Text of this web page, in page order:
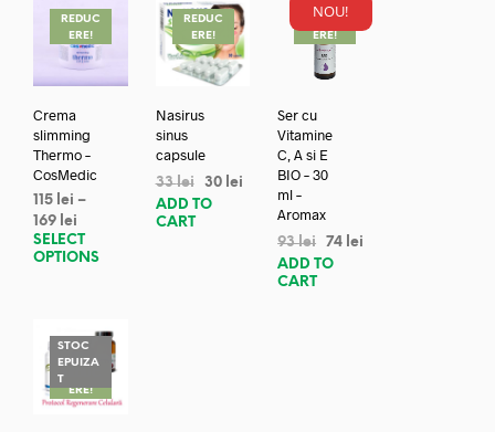
REDUC
ERE!
Crema
slimming
Thermo –
CosMedic
115 lei –
169 lei
SELECT
OPTIONS
REDUC
ERE!
Nasirus
sinus
capsule
33lei 30 lei
ADD TO
CART
NOU!
REDUC
ERE!
Ser cu
Vitamine
C, A si E
BIO – 30
ml –
Aromax
93lei 74 lei
ADD TO
CART
STOC
EPUIZA
TREDUC
ERE!